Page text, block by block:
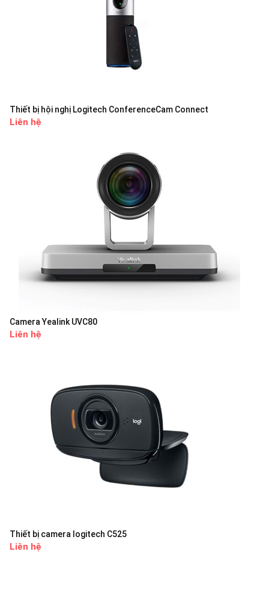
Thiết bị hội nghị Logitech ConferenceCam Connect
Liên hệ
Camera Yealink UVC80
Liên hệ
Thiết bị camera logitech C525
Liên hệ